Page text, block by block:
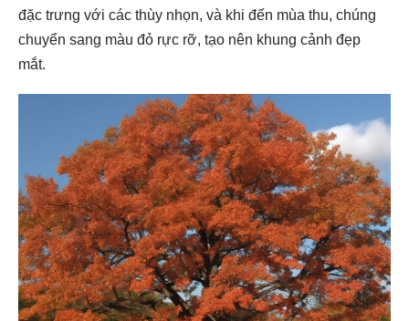
đặc trưng với các thùy nhọn, và khi đến mùa thu, chúng
chuyển sang màu đỏ rực rỡ, tạo nên khung cảnh đẹp
mắt.